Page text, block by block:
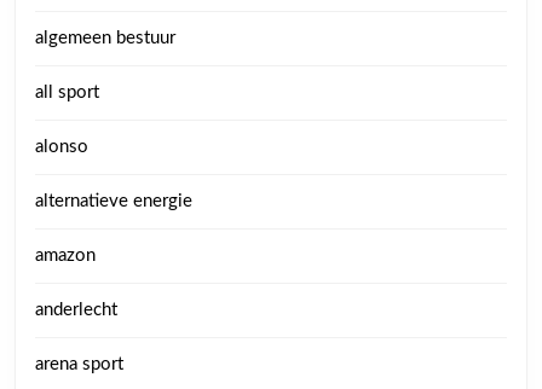
algemeen bestuur
all sport
alonso
alternatieve energie
amazon
anderlecht
arena sport